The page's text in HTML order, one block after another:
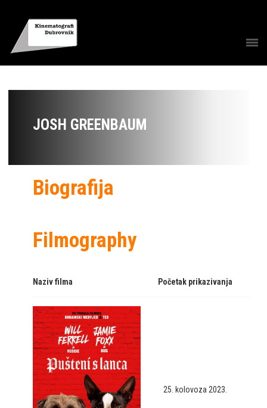
JOSH GREENBAUM
Biografija
Filmography
Naziv filma Početak prikazivanja
25. kolovoza 2023.